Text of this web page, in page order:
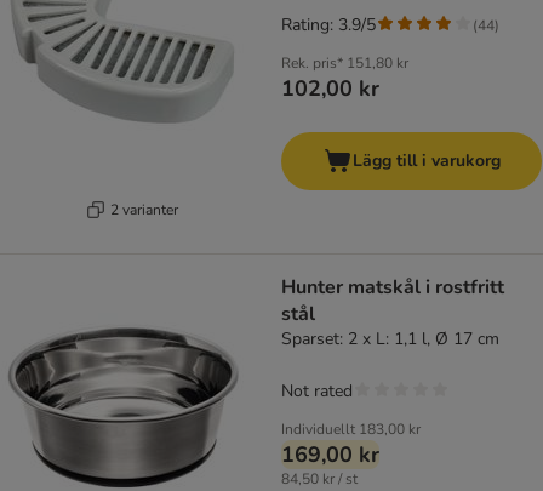
2 varianter
Rek. pris* 151,80 kr
102,00 kr
Rating: 3.9/5 (44)
Lägg till i varukorg
Hunter matskål i rostfritt
stål
Sparset: 2 x L: 1,1 l, Ø 17 cm
Individuellt 183,00 kr
169,00 kr
84,50 kr / st
Not rated